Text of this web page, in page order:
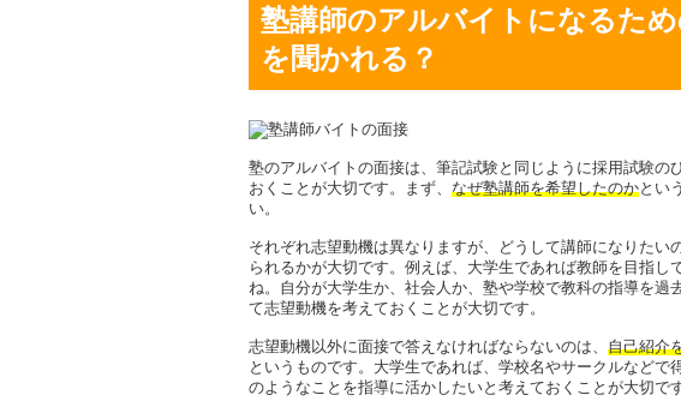
塾講師のアルバイトになるた
を聞かれる？
塾のアルバイトの面接は、筆記試験と同じように採用試験の
おくことが大切です。まず、 なぜ塾講師を希望したのかとい
い。
それぞれ志望動機は異なりますが、どうして講師になりたい
られるかが大切です。例えば、大学生であれば教師を目指し
ね。自分が大学生か、社会人か、塾や学校で教科の指導を過
て志望動機を考えておくことが大切です。
志望動機以外に面接で答えなければならないのは、 自己紹介
というものです。大学生であれば、学校名やサークルなどで
のようなことを指導に活かしたいと考えておくことが大切です